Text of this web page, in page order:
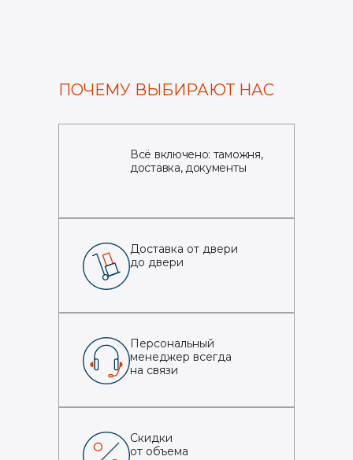
ПОЧЕМУ ВЫБИРАЮТ НАС
Всё включено: таможня,
доставка, документы
Доставка от двери
до двери
Персональный
менеджер всегда
на связи
Скидки
от объема